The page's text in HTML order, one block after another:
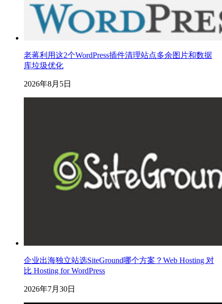
老蒋利用这2个WordPress插件清理站点多余图片和数据
库垃圾优化
2026年8月5日
企业出海独立站选SiteGround哪个方案？Web Hosting 对
比 Hosting for WordPress
2026年7月30日